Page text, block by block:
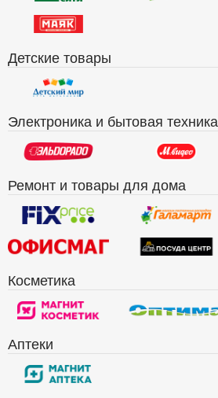
Детские товары
Электроника и бытовая техника
Ремонт и товары для дома
Косметика
Аптеки